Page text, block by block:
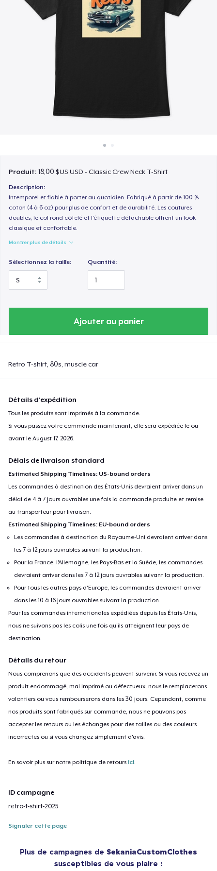
Vendez partout
Produit:18,00 $US USD - Classic Crew Neck T-Shirt
Description:
Intemporel et fiable à porter au quotidien. Fabriqué à partir de 100 %
coton (4 à 6 oz) pour plus de confort et de durabilité. Les coutures
doubles, le col rond côtelé et l'étiquette détachable offrent un look
classique et confortable.
Montrer plus de détails
Sélectionnez la taille: Quantité:
Ajouter au panier
Retro T-shirt, 80s, muscle car
Détails d'expédition
Tous les produits sont imprimés à la commande.
Si vous passez votre commande maintenant, elle sera expédiée le ou
avant leAugust 17, 2026
Délais de livraison standard
Estimated Shipping Timelines: US-bound orders
Les commandes à destination des États-Unis devraient arriver dans un
délai de 4 à 7 jours ouvrables une fois la commande produite et remise
au transporteur pour livraison.
Estimated Shipping Timelines: EU-bound orders
Les commandes à destination du Royaume-Uni devraient arriver dans
les 7 à 12 jours ouvrables suivant la production.
Pour la France, l'Allemagne, les Pays-Bas et la Suède, les commandes
devraient arriver dans les 7 à 12 jours ouvrables suivant la production.
Pour tous les autres pays d'Europe, les commandes devraient arriver
dans les 10 à 16 jours ouvrables suivant la production.
Pour les commandes internationales expédiées depuis les États-Unis,
nous ne suivons pas les colis une fois qu'ils atteignent leur pays de
destination.
Détails du retour
Nous comprenons que des accidents peuvent survenir. Si vous recevez un
produit endommagé, mal imprimé ou défectueux, nous le remplacerons
volontiers ou vous rembourserons dans les 30 jours. Cependant, comme
nos produits sont fabriqués sur commande, nous ne pouvons pas
accepter les retours ou les échanges pour des tailles ou des couleurs
incorrectes ou si vous changez simplement d'avis.
En savoir plus sur notre politique de retours ici
ID campagne
retro-t-shirt-2025
Signaler cette page
Plus de campagnes de SekaniaCustomClothes
susceptibles de vous plaire :